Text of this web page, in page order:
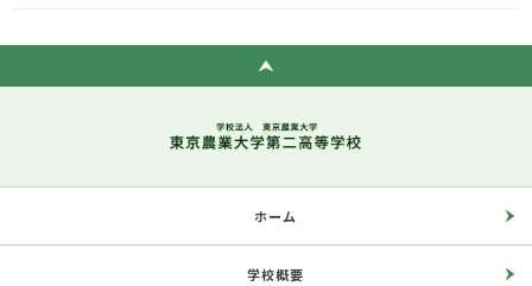
ホーム
学校概要